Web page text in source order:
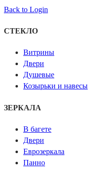
Back to Login
СТЕКЛО
Витрины
Двери
Душевые
Козырьки и навесы
ЗЕРКАЛА
В багете
Двери
Еврозеркала
Панно